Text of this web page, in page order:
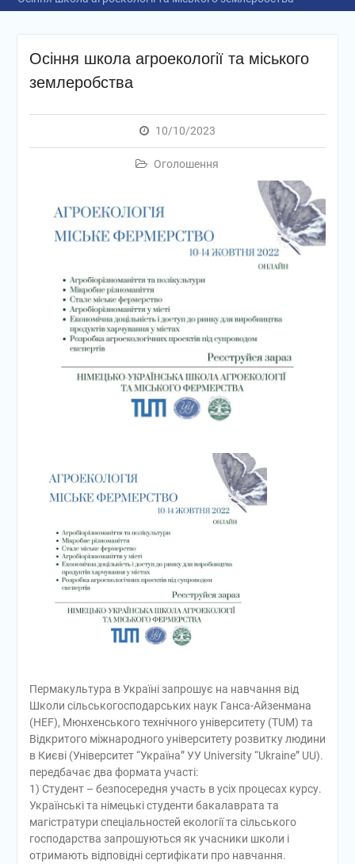
Осіння школа агроекології та міського
землеробства
10/10/2023
Оголошення
Пермакультура в Україні запрошує на навчання від
Школи сільськогосподарських наук Ганса-Айзенмана
(HEF), Мюнхенського технічного університету (TUM) та
Відкритого міжнародного університету розвитку людини
в Києві (Університет “Україна” УУ University “Ukraine” UU).
передбачає два формата участі:
1) Студент – безпосередня участь в усіх процесах курсу.
Українські та німецькі студенти бакалаврата та
магістратури спеціальностей екології та сільського
господарства запрошуються як учасники школи і
отримають відповідні сертифікати про навчання.